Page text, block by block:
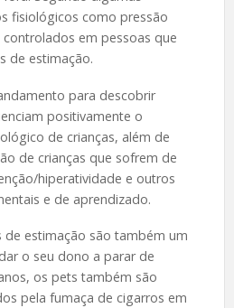
fisiológicos como pressão
em pessoas que
de estimação.
para descobrir
positivamente o
de crianças, além de
de crianças que sofrem de
hiperatividade e outros
e de aprendizado.
de estimação são também um
o seu dono a parar de
os pets também são
pela fumaça de cigarros em